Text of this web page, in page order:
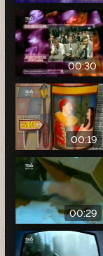
00:30
00:19
00:29